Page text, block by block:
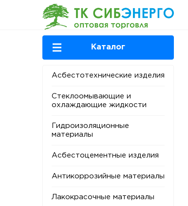
Каталог
Асбестотехнические изделия
Стеклоомывающие и
охлаждающие жидкости
Гидроизоляционные
материалы
Асбестоцементные изделия
Антикоррозийные материалы
Лакокрасочные материалы